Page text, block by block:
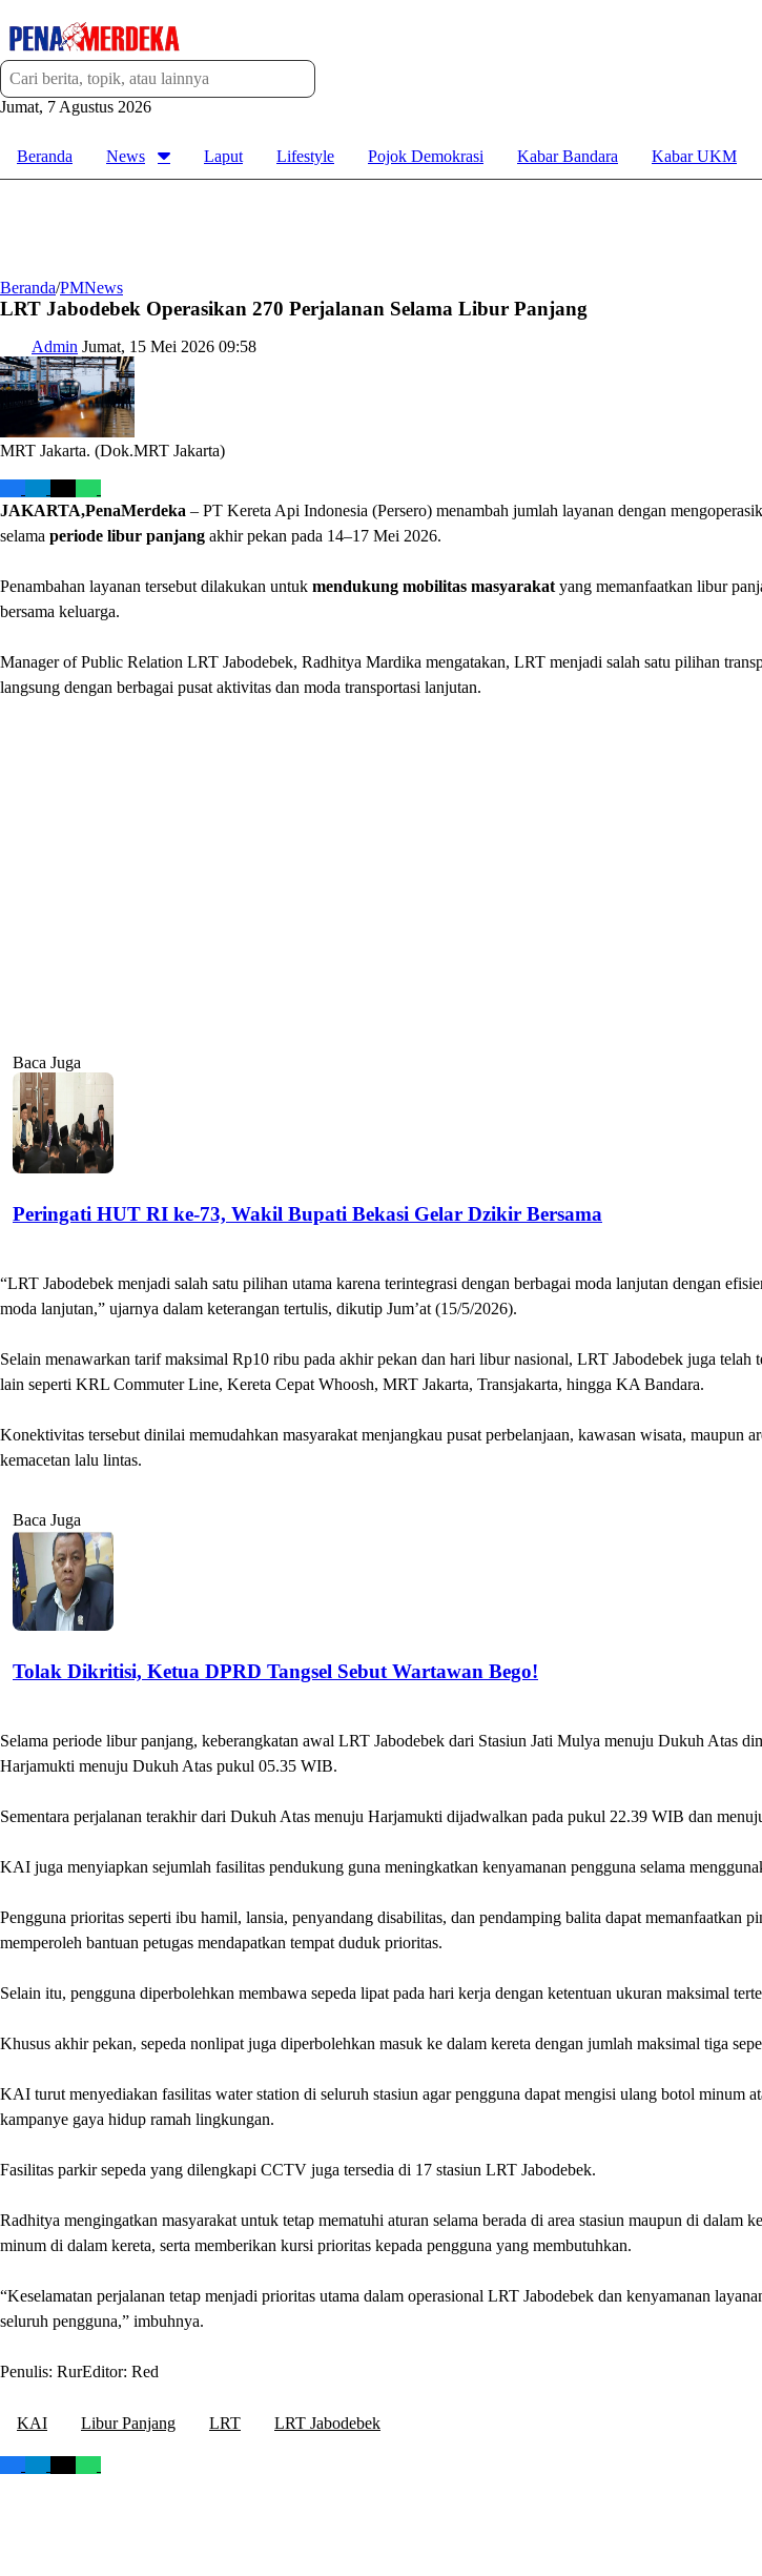
Jumat, 7 Agustus 2026
Beranda News Laput Lifestyle Pojok Demokrasi Kabar Bandara Kabar UKM
Beranda/PMNews
LRT Jabodebek Operasikan 270 Perjalanan Selama Libur Panjang
Admin Jumat, 15 Mei 2026 09:58
MRT Jakarta. (Dok.MRT Jakarta)
JAKARTA,PenaMerdeka – PT Kereta Api Indonesia (Persero) menambah jumlah layanan dengan
selama periode libur panjang akhir pekan pada 14–17 Mei 2026.
Penambahan layanan tersebut dilakukan untuk mendukung mobilitas masyarakat yang memanfaatkan libur
bersama keluarga.
Manager of Public Relation LRT Jabodebek, Radhitya Mardika mengatakan, LRT menjadi salah satu pilihan
langsung dengan berbagai pusat aktivitas dan moda transportasi lanjutan.
Baca Juga
Peringati HUT RI ke-73, Wakil Bupati Bekasi Gelar Dzikir Bersama
“LRT Jabodebek menjadi salah satu pilihan utama karena terintegrasi dengan berbagai moda lanjutan dengan
moda lanjutan,” ujarnya dalam keterangan tertulis, dikutip Jum’at (15/5/2026).
Selain menawarkan tarif maksimal Rp10 ribu pada akhir pekan dan hari libur nasional, LRT Jabodebek juga telah
lain seperti KRL Commuter Line, Kereta Cepat Whoosh, MRT Jakarta, Transjakarta, hingga KA Bandara.
Konektivitas tersebut dinilai memudahkan masyarakat menjangkau pusat perbelanjaan, kawasan wisata, maupun
kemacetan lalu lintas.
Baca Juga
Tolak Dikritisi, Ketua DPRD Tangsel Sebut Wartawan Bego!
Selama periode libur panjang, keberangkatan awal LRT Jabodebek dari Stasiun Jati Mulya menuju Dukuh Atas
Harjamukti menuju Dukuh Atas pukul 05.35 WIB.
Sementara perjalanan terakhir dari Dukuh Atas menuju Harjamukti dijadwalkan pada pukul 22.39 WIB dan
KAI juga menyiapkan sejumlah fasilitas pendukung guna meningkatkan kenyamanan pengguna selama
Pengguna prioritas seperti ibu hamil, lansia, penyandang disabilitas, dan pendamping balita dapat memanfaatkan
memperoleh bantuan petugas mendapatkan tempat duduk prioritas.
Selain itu, pengguna diperbolehkan membawa sepeda lipat pada hari kerja dengan ketentuan ukuran maksimal
Khusus akhir pekan, sepeda nonlipat juga diperbolehkan masuk ke dalam kereta dengan jumlah maksimal tiga
KAI turut menyediakan fasilitas water station di seluruh stasiun agar pengguna dapat mengisi ulang botol minum
kampanye gaya hidup ramah lingkungan.
Fasilitas parkir sepeda yang dilengkapi CCTV juga tersedia di 17 stasiun LRT Jabodebek.
Radhitya mengingatkan masyarakat untuk tetap mematuhi aturan selama berada di area stasiun maupun di dalam
minum di dalam kereta, serta memberikan kursi prioritas kepada pengguna yang membutuhkan.
“Keselamatan perjalanan tetap menjadi prioritas utama dalam operasional LRT Jabodebek dan kenyamanan
seluruh pengguna,” imbuhnya.
Penulis: RurEditor: Red
KAI Libur Panjang LRT LRT Jabodebek